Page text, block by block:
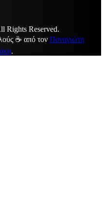
Rights Reserved.
☕ από τον Παναγιώτη
.